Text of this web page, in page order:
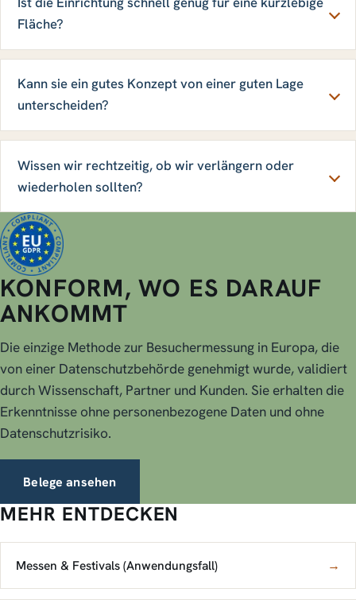
Fläche?
Kann sie ein gutes Konzept von einer guten Lage
unterscheiden?
Wissen wir rechtzeitig, ob wir verlängern oder
wiederholen sollten?
KONFORM, WO ES DARAUF
ANKOMMT
Die einzige Methode zur Besuchermessung in Europa, die
von einer Datenschutzbehörde genehmigt wurde, validiert
durch Wissenschaft, Partner und Kunden. Sie erhalten die
Erkenntnisse ohne personenbezogene Daten und ohne
Datenschutzrisiko.
Belege ansehen
MEHR ENTDECKEN
Messen & Festivals (Anwendungsfall) →